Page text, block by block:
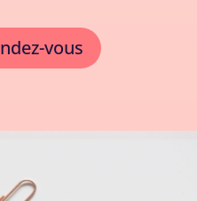
vous